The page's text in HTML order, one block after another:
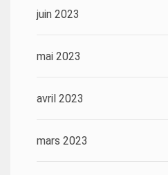
juin 2023
mai 2023
avril 2023
mars 2023